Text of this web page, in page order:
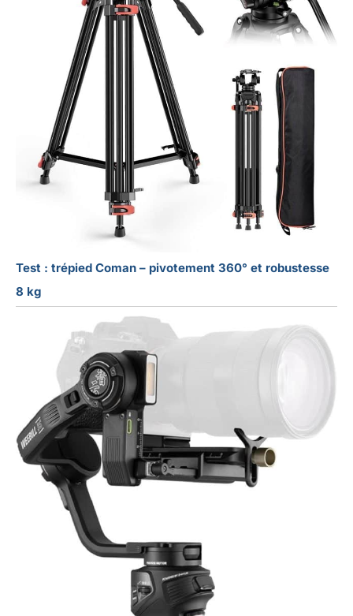
Test : trépied Coman – pivotement 360° et robustesse
8 kg